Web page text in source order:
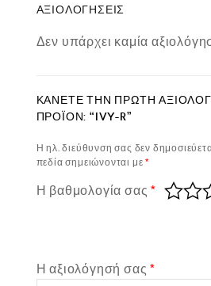
ΑΞΙΟΛΟΓΉΣΕΙΣ
Δεν υπάρχει καμία
ΚΆΝΕΤΕ ΤΗΝ ΠΡΏΤΗ
ΠΡΟΪΌΝ: “IVY-R”
Η ηλ. διεύθυνση σας δεν
πεδία σημειώνονται με*
Η βαθμολογία σας*
Η αξιολόγησή σας*